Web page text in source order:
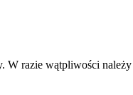
W razie wątpliwości należy